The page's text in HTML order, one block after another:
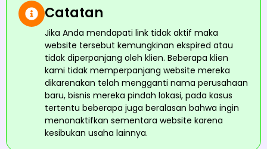
Catatan
Jika Anda mendapati link tidak aktif maka
website tersebut kemungkinan ekspired atau
tidak diperpanjang oleh klien. Beberapa klien
kami tidak memperpanjang website mereka
dikarenakan telah mengganti nama perusahaan
baru, bisnis mereka pindah lokasi, pada kasus
tertentu beberapa juga beralasan bahwa ingin
menonaktifkan sementara website karena
kesibukan usaha lainnya.